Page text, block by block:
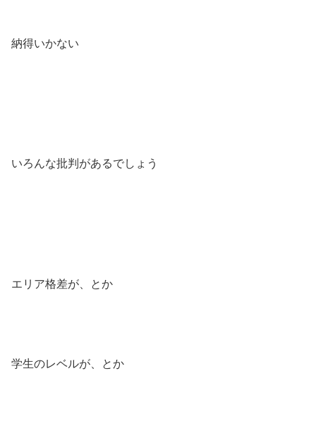
納得いかない
いろんな批判があるでしょう
エリア格差が、とか
学生のレベルが、とか